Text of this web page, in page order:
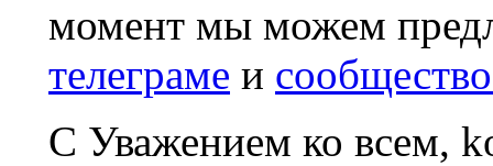
момент мы можем
телеграме и
С Уважением ко всем,